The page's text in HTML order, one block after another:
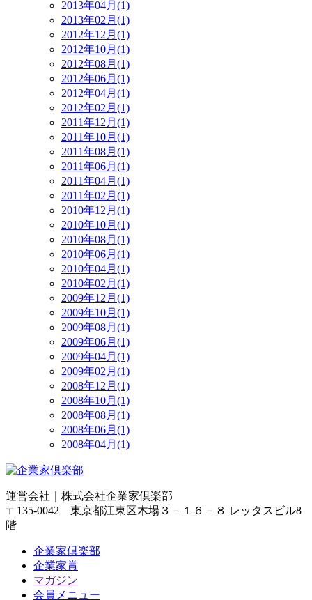
2013年04月(1)
2013年02月(1)
2012年12月(1)
2012年10月(1)
2012年08月(1)
2012年06月(1)
2012年04月(1)
2012年02月(1)
2011年12月(1)
2011年10月(1)
2011年08月(1)
2011年06月(1)
2011年04月(1)
2011年02月(1)
2010年12月(1)
2010年10月(1)
2010年08月(1)
2010年06月(1)
2010年04月(1)
2010年02月(1)
2009年12月(1)
2009年10月(1)
2009年08月(1)
2009年06月(1)
2009年04月(1)
2009年02月(1)
2008年12月(1)
2008年10月(1)
2008年08月(1)
2008年06月(1)
2008年04月(1)
運営会社｜ 株式会社企業家倶楽部
〒135-0042 東京都江東区木場３－１６－８ レッタスビル8
階
企業家倶楽部
企業家賞
マガジン
会員メニュー